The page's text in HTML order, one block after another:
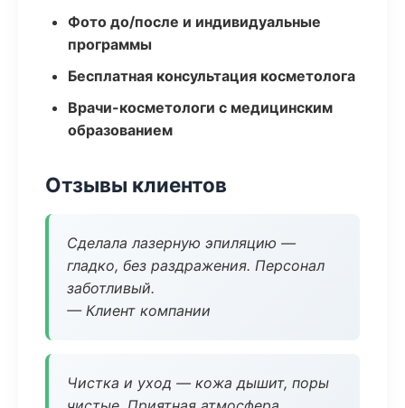
Фото до/после и индивидуальные
программы
Бесплатная консультация косметолога
Врачи-косметологи с медицинским
образованием
Отзывы клиентов
Сделала лазерную эпиляцию —
гладко, без раздражения. Персонал
заботливый.
— Клиент компании
Чистка и уход — кожа дышит, поры